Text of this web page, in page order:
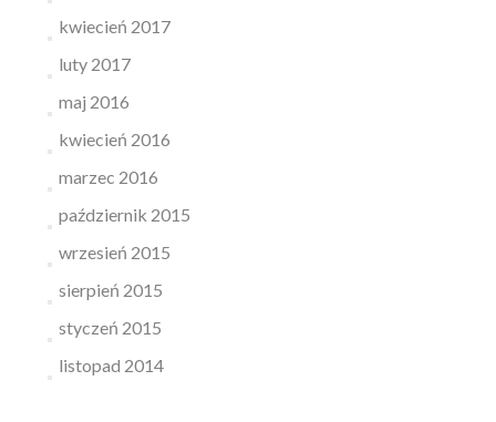
kwiecień 2017
luty 2017
maj 2016
kwiecień 2016
marzec 2016
październik 2015
wrzesień 2015
sierpień 2015
styczeń 2015
listopad 2014